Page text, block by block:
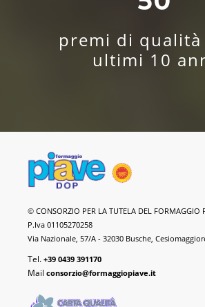
premi di qualità
ultimi 10
Formaggio
Piave
DOP
© CONSORZIO PER LA TUTELA DEL FORMAGGIO
P.Iva 01105270258
Via Nazionale, 57/A - 32030 Busche,
Tel. +39 0439 391170
Mail consorzio@formaggiopiave.it